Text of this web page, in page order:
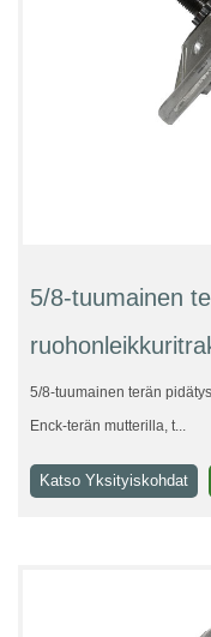
5/8-tuumainen
5/8-tuumainen terän
Enck-terän mutterilla, t...
Katso Yksityiskohdat